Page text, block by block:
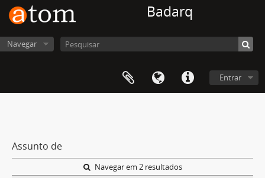
Badarq
Navegar
Entrar
Assunto de
Navegar em 2 resultados